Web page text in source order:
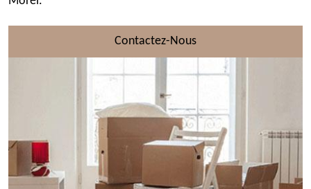
Contactez-Nous